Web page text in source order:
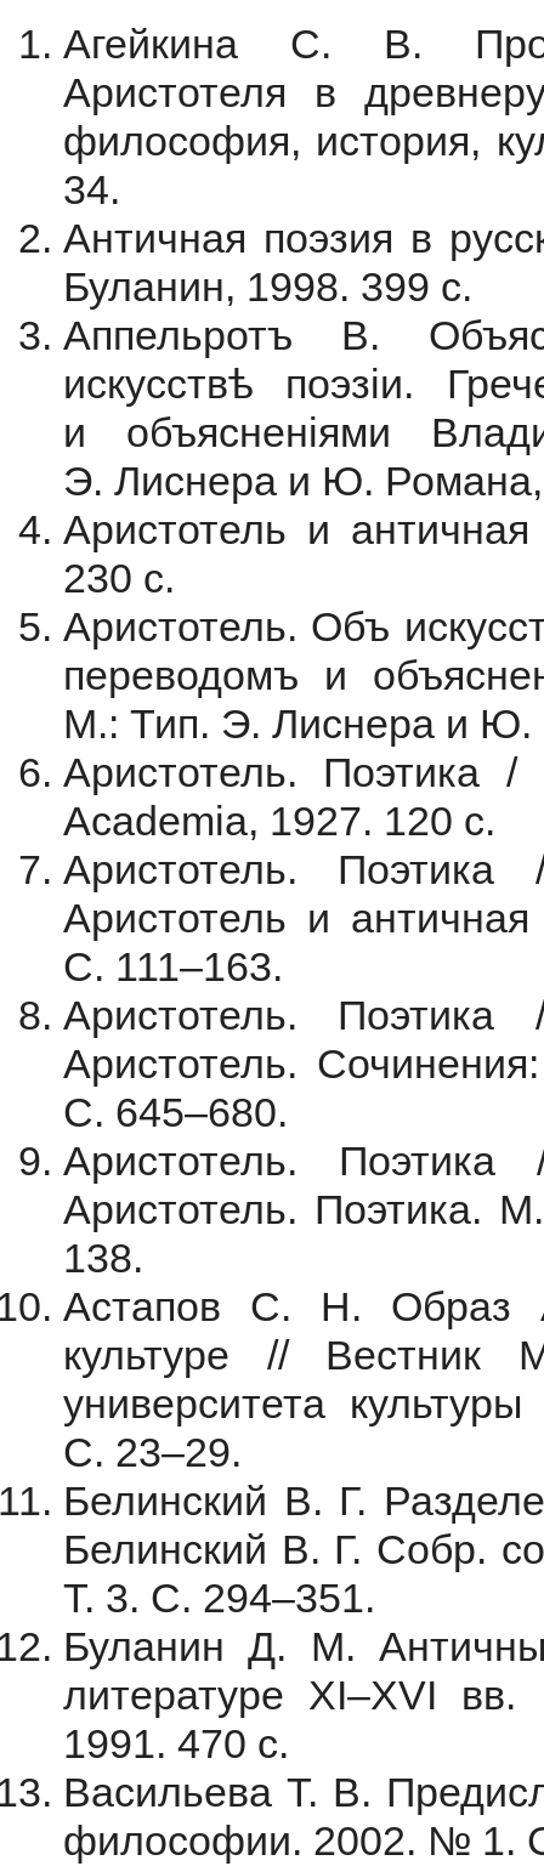
Агейкина С. В.
Аристотеля в
философия, история,
34.
Античная поэзия в
Буланин, 1998. 399 с.
Аппельротъ В.
искусствѣ поэзіи.
и объясненіями
Э. Лиснера и Ю.
Аристотель и
230 с.
Аристотель. Объ
переводомъ и
М.: Тип. Э. Лиснера и Ю.
Аристотель. Поэтика
Academia, 1927. 120 с.
Аристотель.
Аристотель и
С. 111–163.
Аристотель.
Аристотель.
С. 645–680.
Аристотель.
Аристотель. Поэтика.
138.
Астапов С. Н. Образ
культуре // Вестник
университета
С. 23–29.
Белинский В. Г.
Белинский В. Г. Собр.
Т. 3. С. 294–351.
Буланин Д. М.
литературе XI–XVI
1991. 470 с.
Васильева Т. В.
философии. 2002. № 1.